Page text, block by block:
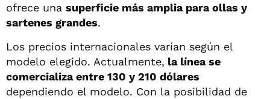
ofrece una superficie más amplia para ollas y
sartenes grandes.
Los precios internacionales varían según el
modelo elegido. Actualmente, la línea se
comercializa entre 130 y 210 dólares
dependiendo el modelo. Con la posibilidad de